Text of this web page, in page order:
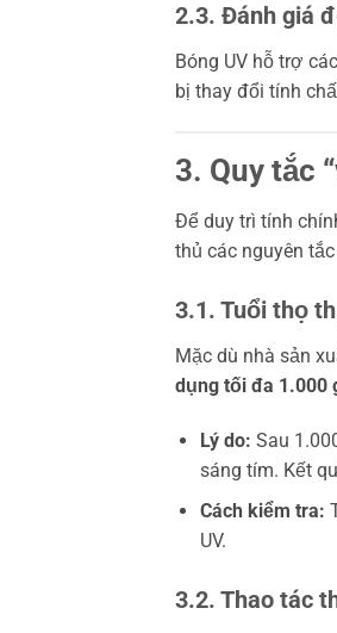
2.3. Đánh giá
Bóng UV hỗ trợ
bị thay đổi tính
3. Quy tắc
Để duy trì tính
thủ các nguyên
3.1. Tuổi thọ
Mặc dù nhà sản
dụng tối đa 1.000
Lý do: Sau
sáng tím. Kết
Cách kiểm tra:
UV.
3.2. Thao tác